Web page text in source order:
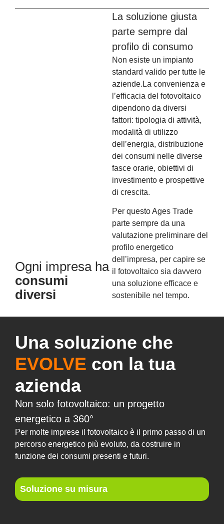
Ogni impresa ha
consumi
diversi
La soluzione giusta
parte sempre dal
profilo di consumo
Non esiste un impianto
standard valido per tutte le
aziende. La convenienza e
l’efficacia del fotovoltaico
dipendono da diversi
fattori: tipologia di attività,
modalità di utilizzo
dell’energia, distribuzione
dei consumi nelle diverse
fasce orarie, obiettivi di
investimento e prospettive
di crescita.
Per questo Ages Trade
parte sempre da una
valutazione preliminare del
profilo energetico
dell’impresa, per capire se
il fotovoltaico sia davvero
una soluzione efficace e
sostenibile nel tempo.
Una soluzione che
EVOLVE con la tua
azienda
Non solo fotovoltaico: un progetto
energetico a 360°
Per molte imprese il fotovoltaico è il primo passo di un
percorso energetico più evoluto, da costruire in
funzione dei consumi presenti e futuri.
Soluzione su misura